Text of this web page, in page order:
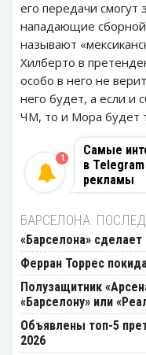
его передачи смогут
нападающие
называют
Хилберто в
особо в него не
него будет, а если и
ЧМ, то и Мора будет
Самые
в
рекламы
1
БАРСЕЛОНА:
«Барселона»
Ферран Торрес
Полузащитник
«Барселону» или
Объявлены топ-5
2026